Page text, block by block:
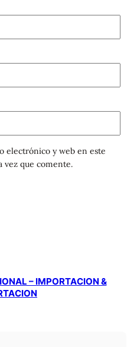
electrónico y web en este
vez que comente.
– IMPORTACION &